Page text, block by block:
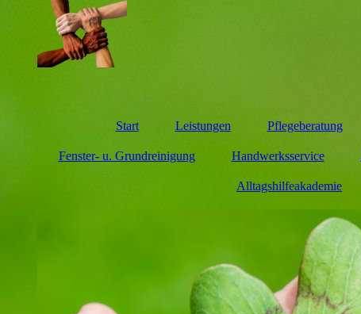
Start Leistungen Pflegeberatung
Fenster- u. Grundreinigung Handwerksservice
Alltagshilfeakademie